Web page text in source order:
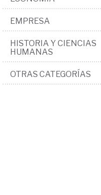
EMPRESA
HISTORIA Y CIENCIAS
HUMANAS
OTRAS CATEGORÍAS